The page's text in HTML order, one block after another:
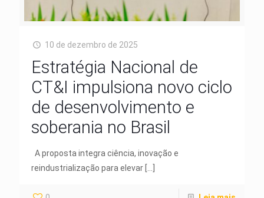
10 de dezembro de 2025
Estratégia Nacional de
CT&I impulsiona novo ciclo
de desenvolvimento e
soberania no Brasil
A proposta integra ciência, inovação e
reindustrialização para elevar […]